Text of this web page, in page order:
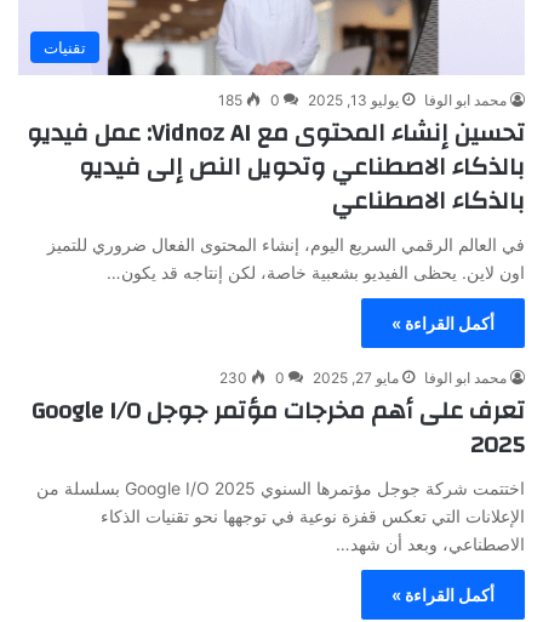
تقنيات
محمد ابو الوفا يوليو 13, 2025 0
185
تحسين إنشاء المحتوى مع Vidnoz AI: عمل فيديو
بالذكاء الاصطناعي وتحويل النص إلى فيديو
بالذكاء الاصطناعي
في العالم الرقمي السريع اليوم، إنشاء المحتوى الفعال ضروري للتميز
اون لاين. يحظى الفيديو بشعبية خاصة، لكن إنتاجه قد يكون…
أكمل القراءة »
محمد ابو الوفا مايو 27, 2025 0
230
تعرف على أهم مخرجات مؤتمر جوجل Google I/O
2025
اختتمت شركة جوجل مؤتمرها السنوي Google I/O 2025 بسلسلة من
الإعلانات التي تعكس قفزة نوعية في توجهها نحو تقنيات الذكاء
الاصطناعي، وبعد أن شهد…
أكمل القراءة »